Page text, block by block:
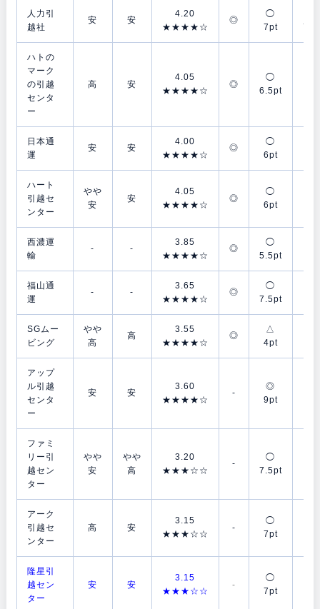
人力引
越社
安 安
4.20
★★★★☆
◎
◯
7pt
ハトの
マーク
の引越
センタ
ー
高 安
4.05
★★★★☆
◎
◯
6.5pt
日本通
運
安 安
4.00
★★★★☆
◎
◯
6pt
ハート
引越セ
ンター
やや
安
安
4.05
★★★★☆
◎
◯
6pt
西濃運
輸
- -
3.85
★★★★☆
◎
◯
5.5pt
福山通
運
- -
3.65
★★★★☆
◎
◯
7.5pt
SGムー
ビング
やや
高
高
3.55
★★★★☆
◎
△
4pt
アップ
ル引越
センタ
ー
安 安
3.60
★★★★☆
-
◎
9pt
ファミ
リー引
越セン
ター
やや
安
やや
高
3.20
★★★☆☆
-
◯
7.5pt
アーク
引越セ
ンター
高 安
3.15
★★★☆☆
-
◯
7pt
隆星引
越セン
ター
安 安
3.15
★★★☆☆
-
◯
7pt